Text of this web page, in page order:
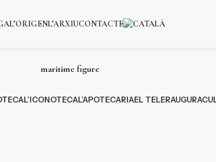
L’ORIGENL’ARXIUCONTACTE
maritime figure
L’ICONOTECAL’APOTECARIAEL TELER